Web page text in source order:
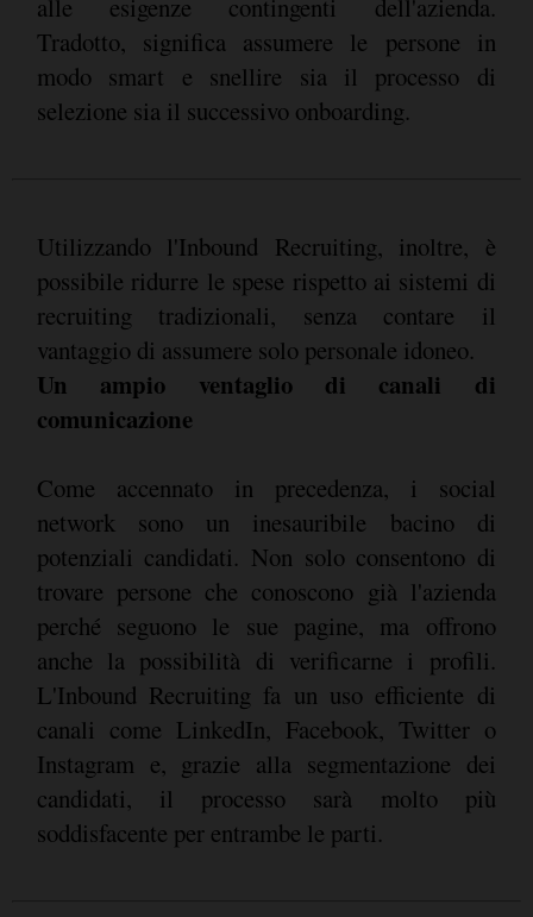
alle esigenze contingenti dell'azienda.
Tradotto, significa assumere le persone in
modo smart e snellire sia il processo di
selezione sia il successivo onboarding.
Utilizzando l'Inbound Recruiting, inoltre, è
possibile ridurre le spese rispetto ai sistemi di
recruiting tradizionali, senza contare il
vantaggio di assumere solo personale idoneo.
Un ampio ventaglio di canali di
comunicazione
Come accennato in precedenza, i social
network sono un inesauribile bacino di
potenziali candidati. Non solo consentono di
trovare persone che conoscono già l'azienda
perché seguono le sue pagine, ma offrono
anche la possibilità di verificarne i profili.
L'Inbound Recruiting fa un uso efficiente di
canali come LinkedIn, Facebook, Twitter o
Instagram e, grazie alla segmentazione dei
candidati, il processo sarà molto più
soddisfacente per entrambe le parti.